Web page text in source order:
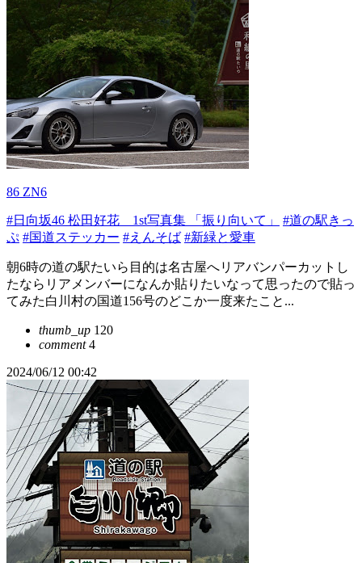
86 ZN6
#日向坂46 松田好花 1st写真集 「振り向いて」
#道の駅きっ
ぷ #国道ステッカー #えんそば #新緑と愛車
朝6時の道の駅たいら目的は名古屋へリアバンパーカットし
たならリアメンバーになんか貼りたいなって思ったので貼っ
てみた白川村の国道156号のどこか一度来たこと...
thumb_up 120
comment4
2024/06/12 00:42